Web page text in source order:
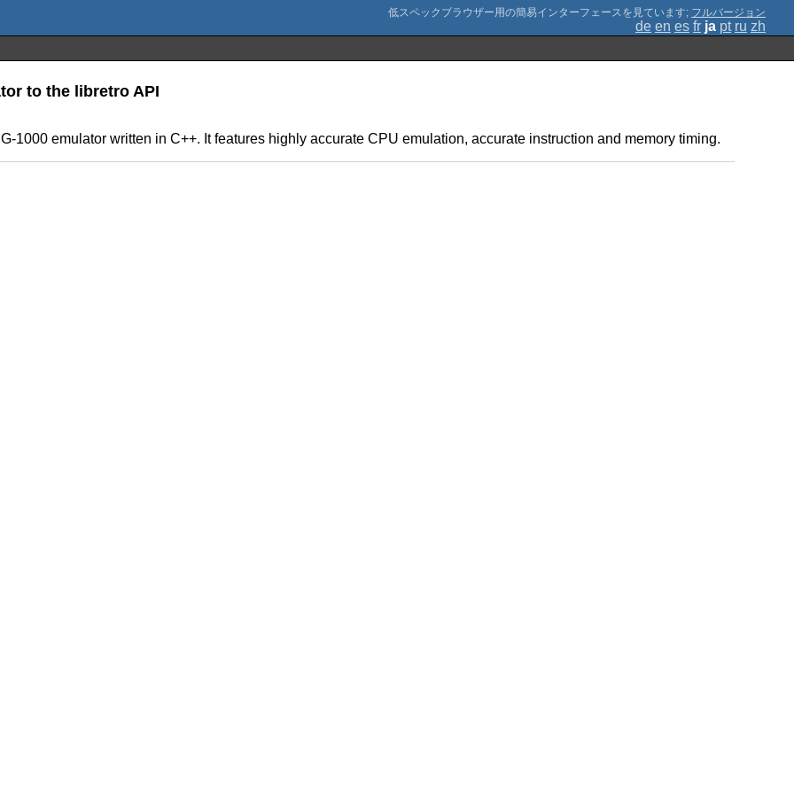
; フルバージョン
de en es fr ja pt ru zh
to the libretro API
1000 emulator written in C++. It features highly accurate CPU emulation, accurate instruction and memory timing.